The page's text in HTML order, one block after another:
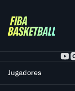
Jugadores